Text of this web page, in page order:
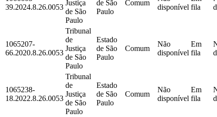
39.2024.8.26.0053
Justiça
de São
Paulo
de São
Paulo
Comum
disponível fila
1065207-
66.2020.8.26.0053
Tribunal
de
Justiça
de São
Paulo
Estado
de São
Paulo
Comum
Não
disponível
Em
fila
1065238-
18.2022.8.26.0053
Tribunal
de
Justiça
de São
Paulo
Estado
de São
Paulo
Comum
Não
disponível
Em
fila